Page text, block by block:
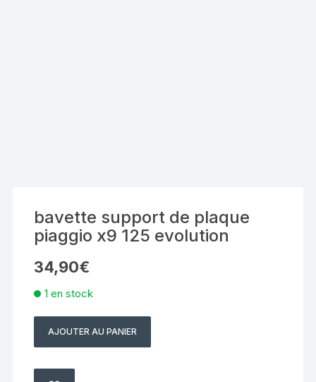
bavette support de plaque
piaggio x9 125 evolution
34,90€
1 en stock
quantité
bavette
AJOUTER AU PANIER